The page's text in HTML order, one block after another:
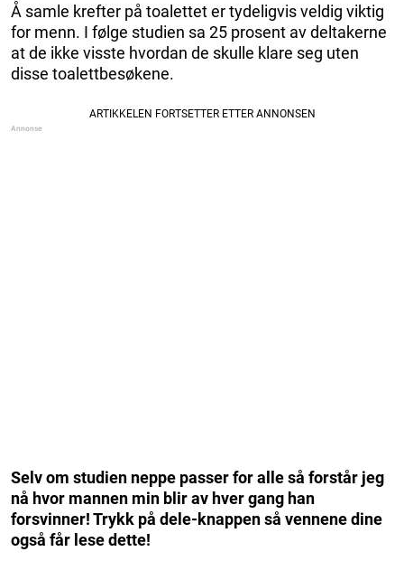
Å samle krefter på toalettet er tydeligvis veldig viktig
for menn. I følge studien sa 25 prosent av deltakerne
at de ikke visste hvordan de skulle klare seg uten
disse toalettbesøkene.
Selv om studien neppe passer for alle så forstår jeg
nå hvor mannen min blir av hver gang han
forsvinner! Trykk på dele-knappen så vennene dine
også får lese dette!